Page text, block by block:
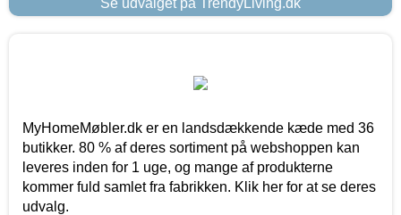
MyHomeMøbler.dk er en landsdækkende kæde med 36
butikker. 80 % af deres sortiment på webshoppen kan
leveres inden for 1 uge, og mange af produkterne
kommer fuld samlet fra fabrikken. Klik her for at se deres
udvalg.